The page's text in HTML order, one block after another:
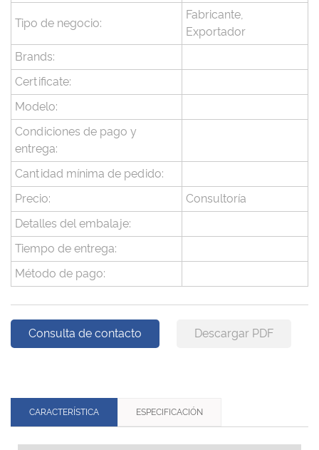
Tipo de negocio:
Fabricante,
Exportador
Brands:
Certificate:
Modelo:
Condiciones de pago y
entrega:
Cantidad mínima de pedido:
Precio:
Consultoría
Detalles del embalaje:
Tiempo de entrega:
Método de pago:
Consulta de contacto Descargar PDF
CARACTERÍSTICA ESPECIFICACIÓN